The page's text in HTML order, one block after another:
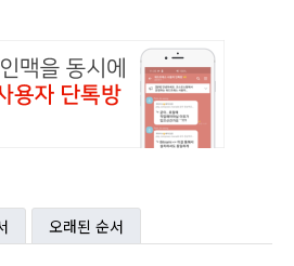
오래된 순서